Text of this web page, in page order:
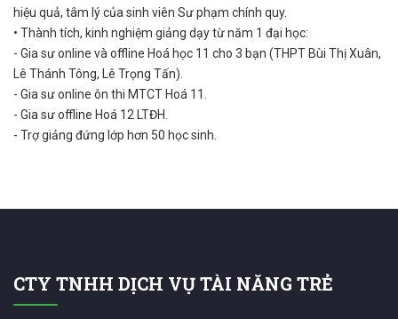
hiệu quả, tâm lý của sinh viên Sư phạm chính quy.
• Thành tích, kinh nghiệm giảng dạy từ năm 1 đại học:
- Gia sư online và offline Hoá học 11 cho 3 bạn (THPT Bùi Thị Xuân,
Lê Thánh Tông, Lê Trọng Tấn).
- Gia sư online ôn thi MTCT Hoá 11.
- Gia sư offline Hoá 12 LTĐH.
- Trợ giảng đứng lớp hơn 50 học sinh.
CTY TNHH DỊCH VỤ TÀI NĂNG TRẺ